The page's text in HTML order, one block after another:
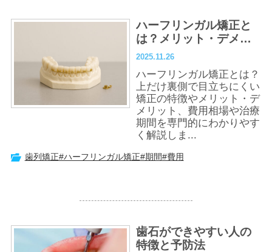
ハーフリンガル矯正と
は？メリット・デメリ
ット、費用・治療期間
2025.11.26
ハーフリンガル矯正とは？
上だけ裏側で目立ちにくい
矯正の特徴やメリット・デ
メリット、費用相場や治療
期間を専門的にわかりやす
く解説しま...
歯列矯正#ハーフリンガル矯正#期間#費用
歯石ができやすい人の
特徴と予防法